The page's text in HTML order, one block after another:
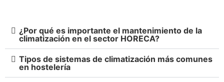
¿Por qué es importante el mantenimiento de la
climatización en el sector HORECA?
Tipos de sistemas de climatización más comunes
en hostelería